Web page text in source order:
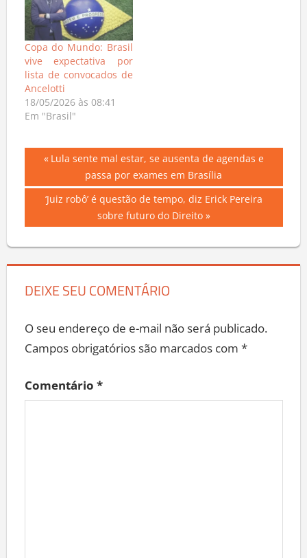
Copa do Mundo: Brasil
vive expectativa por
lista de convocados de
Ancelotti
18/05/2026 às 08:41
Em "Brasil"
Navegação
de
Previous
Lula sente mal estar, se ausenta de agendas e
passa por exames em Brasília
Next
‘Juiz robô’ é questão de tempo, diz Erick Pereira
sobre futuro do Direito
DEIXE SEU COMENTÁRIO
O seu endereço de e-mail não será publicado.
Campos obrigatórios são marcados com *
Comentário *